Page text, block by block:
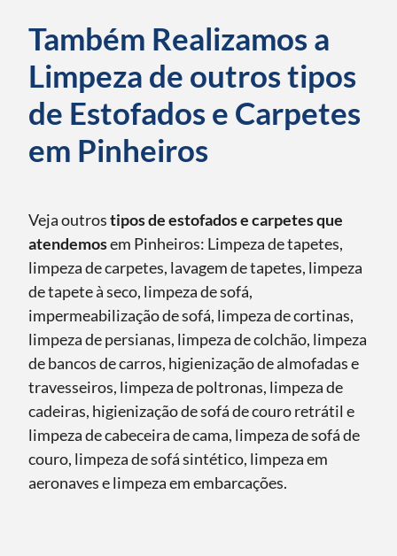
Também Realizamos a
Limpeza de outros tipos
de Estofados e Carpetes
em Pinheiros
Veja outrostipos de estofados e carpetes que
atendemosem Pinheiros: Limpeza de tapetes,
limpeza de carpetes, lavagem de tapetes, limpeza
de tapete à seco, limpeza de sofá,
impermeabilização de sofá, limpeza de cortinas,
limpeza de persianas, limpeza de colchão, limpeza
de bancos de carros, higienização de almofadas e
travesseiros, limpeza de poltronas, limpeza de
cadeiras, higienização de sofá de couro retrátil e
limpeza de cabeceira de cama, limpeza de sofá de
couro, limpeza de sofá sintético, limpeza em
aeronaves e limpeza em embarcações.